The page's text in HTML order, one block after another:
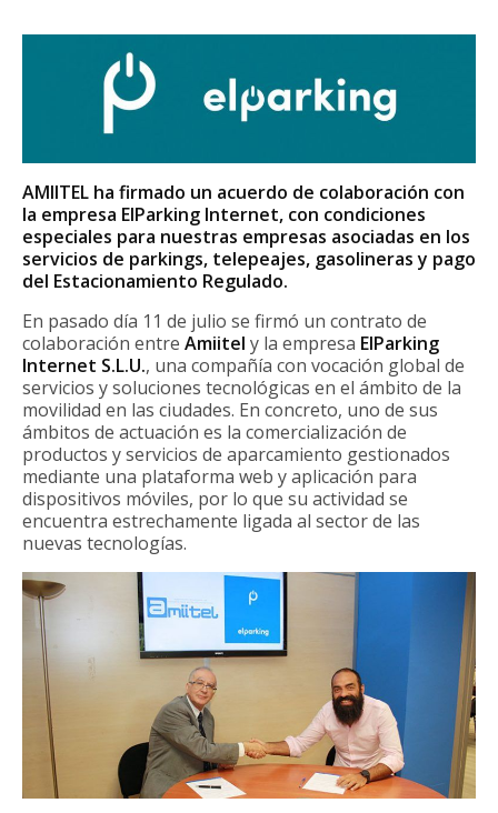
AMIITEL ha firmado un acuerdo de colaboración con
la empresa ElParking Internet, con condiciones
especiales para nuestras empresas asociadas en los
servicios de parkings, telepeajes, gasolineras y pago
del Estacionamiento Regulado.
En pasado día 11 de julio se firmó un contrato de
colaboración entre Amiitel y la empresa ElParking
Internet S.L.U., una compañía con vocación global de
servicios y soluciones tecnológicas en el ámbito de la
movilidad en las ciudades. En concreto, uno de sus
ámbitos de actuación es la comercialización de
productos y servicios de aparcamiento gestionados
mediante una plataforma web y aplicación para
dispositivos móviles, por lo que su actividad se
encuentra estrechamente ligada al sector de las
nuevas tecnologías.